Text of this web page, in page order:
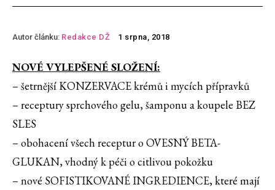
Autor článku: Redakce DŽ 1 srpna, 2018
NOVÉ VYLEPŠENÉ SLOŽENÍ:
– šetrnější KONZERVACE krémů i mycích přípravků
– receptury sprchového gelu, šamponu a koupele BEZ
SLES
– obohacení všech receptur o OVESNÝ BETA-
GLUKAN, vhodný k péči o citlivou pokožku
– nové SOFISTIKOVANÉ INGREDIENCE, které mají